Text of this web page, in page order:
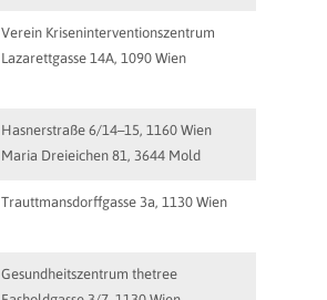
Verein Kriseninterventionszentrum
Lazarettgasse 14A, 1090 Wien
Hasnerstraße 6/14–15, 1160 Wien
Maria Dreieichen 81, 3644 Mold
Trauttmansdorffgasse 3a, 1130 Wien
Gesundheitszentrum thetree